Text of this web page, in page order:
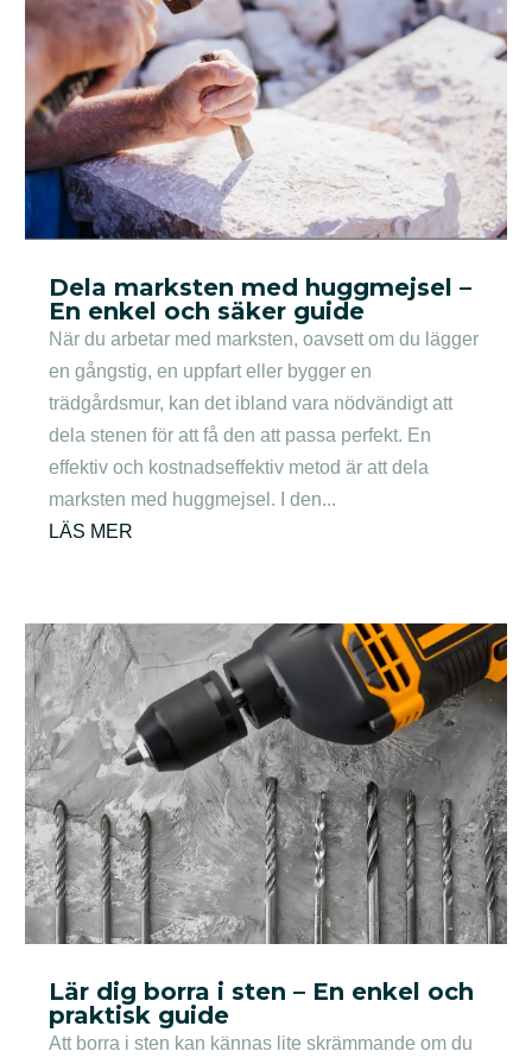
Dela marksten med huggmejsel –
En enkel och säker guide
När du arbetar med marksten, oavsett om du lägger
en gångstig, en uppfart eller bygger en
trädgårdsmur, kan det ibland vara nödvändigt att
dela stenen för att få den att passa perfekt. En
effektiv och kostnadseffektiv metod är att dela
marksten med huggmejsel. I den...
LÄS MER
Lär dig borra i sten – En enkel och
praktisk guide
Att borra i sten kan kännas lite skrämmande om du